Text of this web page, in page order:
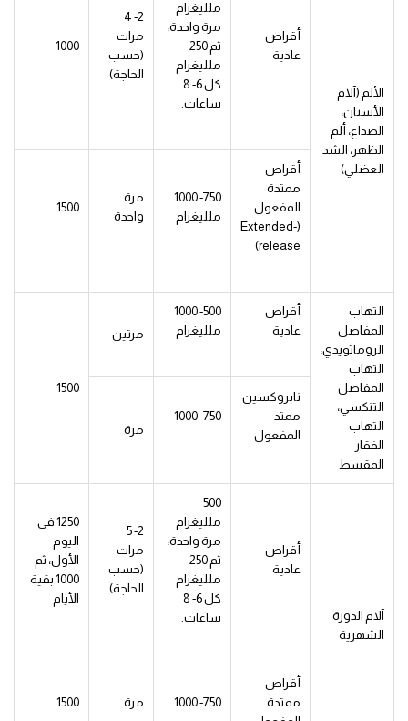
الألم (آلام
الأسنان،
الصداع، ألم
الظهر، الشد
العضلي)
أقراص
عادية
ملليغرام
مرة واحدة،
ثم 250
ملليغرام
كل 6- 8
ساعات.
2- 4
مرات
(حسب
الحاجة)
1000
أقراص
ممتدة
المفعول
(Extended-
release)
750- 1000
ملليغرام
مرة
واحدة
1500
التهاب
المفاصل
الروماتويدي،
التهاب
المفاصل
التنكسي،
التهاب
الفقار
المقسط
أقراص
عادية
500- 1000
ملليغرام
مرتين
1500
نابروكسين
ممتد
المفعول
750- 1000
مرة
آلام الدورة
الشهرية
أقراص
عادية
500
ملليغرام
مرة واحدة،
ثم 250
ملليغرام
كل 6- 8
ساعات.
2- 5
مرات
(حسب
الحاجة)
1250 في
اليوم
الأول، ثم
1000 بقية
الأيام
أقراص
ممتدة
750- 1000 مرة 1500